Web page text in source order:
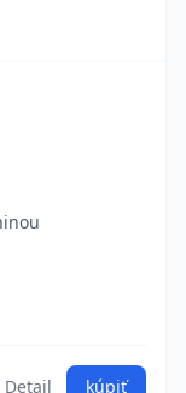
Detail kúpiť